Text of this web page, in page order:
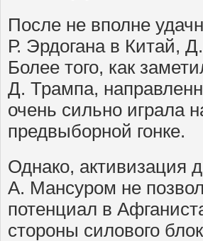
После не вполне
Р. Эрдогана в Китай,
Более того, как
Д. Трампа,
очень сильно играла
предвыборной гонке.
Однако, активизация
А. Мансуром не
потенциал в
стороны силового